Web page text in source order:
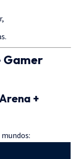
Gamer
+